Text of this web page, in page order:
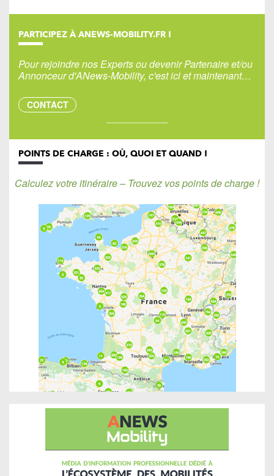
PARTICIPEZ À ANEWS-MOBILITY.FR !
Pour rejoindre nos Experts ou devenir Partenaire et/ou
Annonceur d'ANews-Mobility, c'est ici et maintenant…
CONTACT
POINTS DE CHARGE : OÙ, QUOI ET QUAND !
Calculez votre itinéraire – Trouvez vos points de charge !